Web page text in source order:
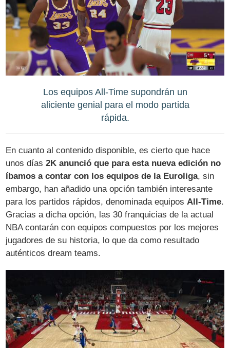
Los equipos All-Time supondrán un
aliciente genial para el modo partida
rápida.
En cuanto al contenido disponible, es cierto que hace
unos días2K anunció que para esta nueva edición no
íbamos a contar con los equipos de la Euroliga, sin
embargo, han añadido una opción también interesante
para los partidos rápidos, denominada equiposAll-Time.
Gracias a dicha opción, las 30 franquicias de la actual
NBA contarán con equipos compuestos por los mejores
jugadores de su historia, lo que da como resultado
auténticos dream teams.